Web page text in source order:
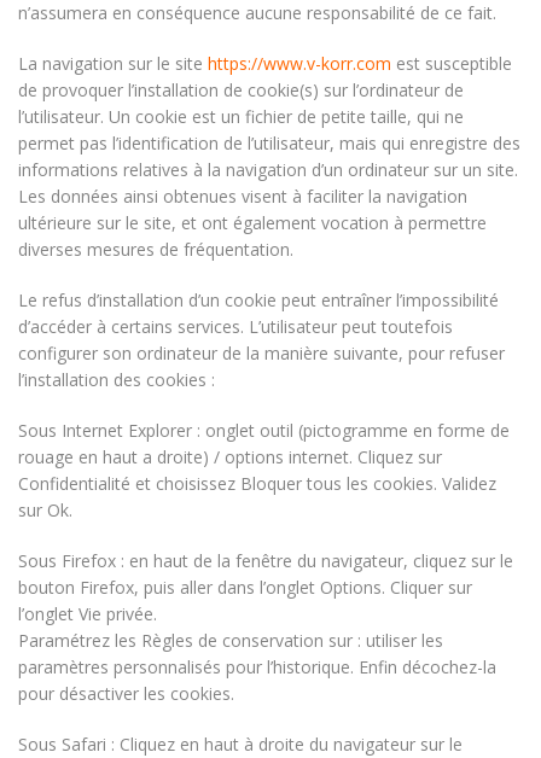
n’assumera en conséquence aucune responsabilité de ce fait.
La navigation sur le site https://www.v-korr.com est susceptible
de provoquer l’installation de cookie(s) sur l’ordinateur de
l’utilisateur. Un cookie est un fichier de petite taille, qui ne
permet pas l’identification de l’utilisateur, mais qui enregistre des
informations relatives à la navigation d’un ordinateur sur un site.
Les données ainsi obtenues visent à faciliter la navigation
ultérieure sur le site, et ont également vocation à permettre
diverses mesures de fréquentation.
Le refus d’installation d’un cookie peut entraîner l’impossibilité
d’accéder à certains services. L’utilisateur peut toutefois
configurer son ordinateur de la manière suivante, pour refuser
l’installation des cookies :
Sous Internet Explorer : onglet outil (pictogramme en forme de
rouage en haut a droite) / options internet. Cliquez sur
Confidentialité et choisissez Bloquer tous les cookies. Validez
sur Ok.
Sous Firefox : en haut de la fenêtre du navigateur, cliquez sur le
bouton Firefox, puis aller dans l’onglet Options. Cliquer sur
l’onglet Vie privée.
Paramétrez les Règles de conservation sur : utiliser les
paramètres personnalisés pour l’historique. Enfin décochez-la
pour désactiver les cookies.
Sous Safari : Cliquez en haut à droite du navigateur sur le